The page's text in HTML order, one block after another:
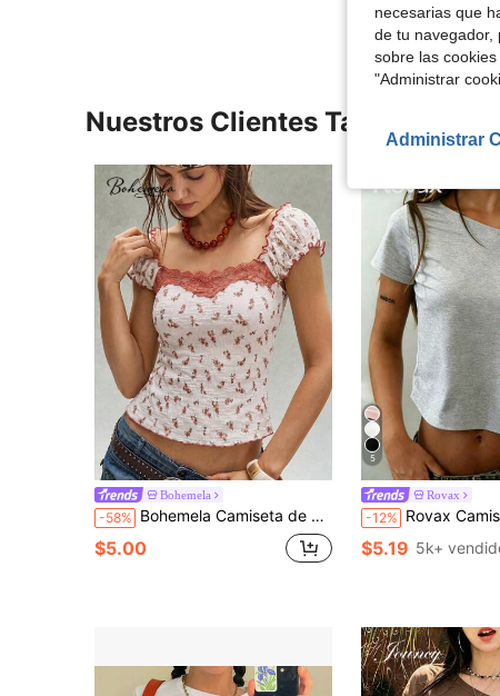
Nuestros Clientes También
Bohemela
-58% Bohemela Camiseta de manga corta con patchwork de encaje floral retro para mujer
$5.00
5
Rovax
-12% Rovax Camiseta de manga corta de verano
$5.19 5k+
necesarias que
de tu navegador,
sobre las
"Administrar
Administrar